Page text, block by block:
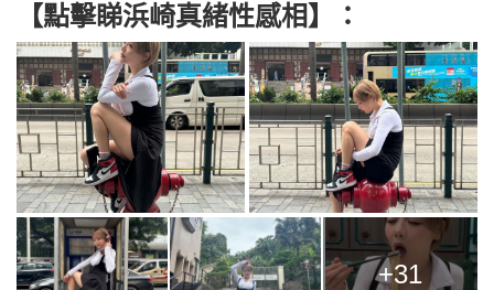
【點擊睇浜崎真緒性感相】：
+31